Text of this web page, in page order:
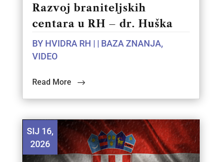
Razvoj braniteljskih
centara u RH – dr. Huška
BY HVIDRA RH | | BAZA ZNANJA,
VIDEO
Read More
SIJ 16,
2026